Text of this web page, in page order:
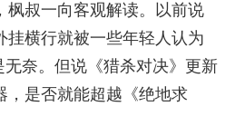
枫叔一向客观解读。以前说
挂横行就被一些年轻人认为
奈。但说《猎杀对决》更新
，是否就能超越《绝地求